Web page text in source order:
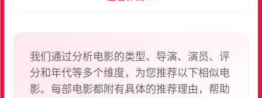
我们通过分析电影的类型、导演、演员、评
分和年代等多个维度，为您推荐以下相似电
影。每部电影都附有具体的推荐理由，帮助